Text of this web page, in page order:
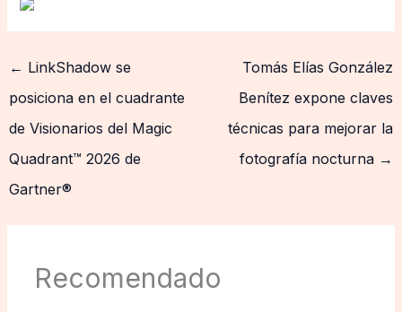
← LinkShadow se
posiciona en el cuadrante
de Visionarios del Magic
Quadrant™ 2026 de
Gartner®
Tomás Elías González
Benítez expone claves
técnicas para mejorar la
fotografía nocturna →
Recomendado